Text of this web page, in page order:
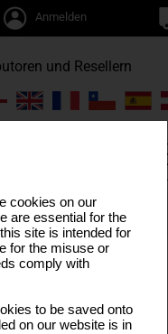
Anmelden
und Resellern
TERPENE SONDERANGEBOTE
cookies on our
are essential for the
site is intended for
for the misuse or
comply with
to be saved onto
on our website is in